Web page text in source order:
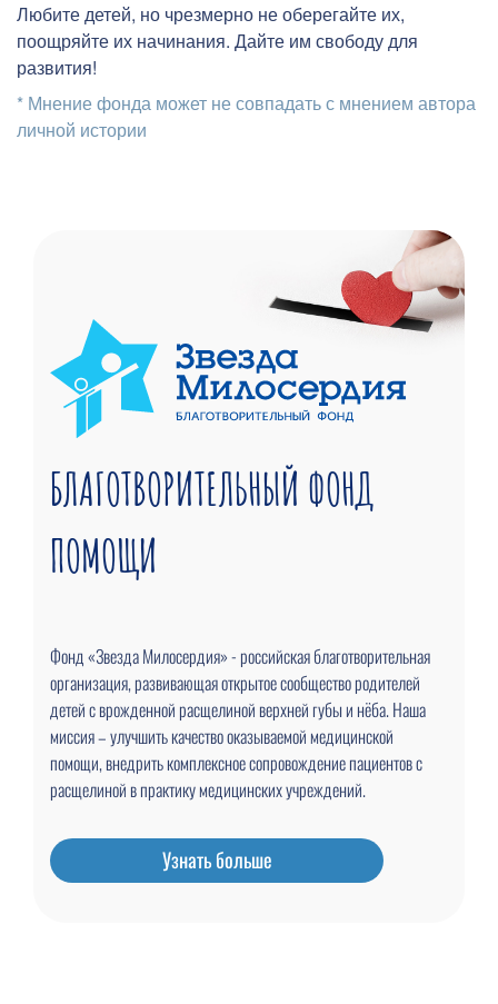
Любите детей, но чрезмерно не оберегайте их,
поощряйте их начинания. Дайте им свободу для
развития!
* Мнение фонда может не совпадать с мнением автора
личной истории
БЛАГОТВОРИТЕЛЬНЫЙ ФОНД
ПОМОЩИ
Фонд «Звезда Милосердия» - российская благотворительная
организация, развивающая открытое сообщество родителей
детей с врожденной расщелиной верхней губы и нёба. Наша
миссия – улучшить качество оказываемой медицинской
помощи, внедрить комплексное сопровождение пациентов с
расщелиной в практику медицинских учреждений.
Узнать больше